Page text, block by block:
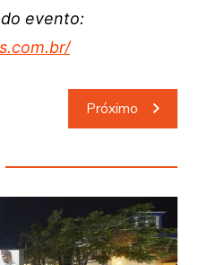
evento:
Próximo